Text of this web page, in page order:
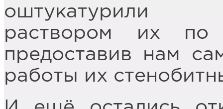
оштукатурили
раствором их
предоставив нам
работы их